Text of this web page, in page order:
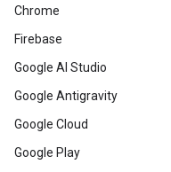
Chrome
Firebase
Google AI Studio
Google Antigravity
Google Cloud
Google Play